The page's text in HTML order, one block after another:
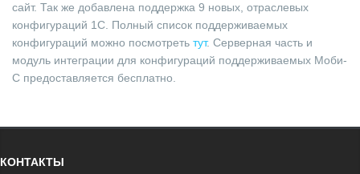
сайт. Так же добавлена поддержка 9 новых, отраслевых
конфигураций 1С. Полный список поддерживаемых
конфигураций можно посмотреть тут. Серверная часть и
модуль интеграции для конфигураций поддерживаемых Моби-
С предоставляется бесплатно.
КОНТАКТЫ